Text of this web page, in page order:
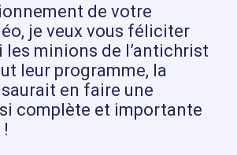
de votre
je veux vous féliciter
les minions de l’antichrist
leur programme, la
en faire une
complète et importante